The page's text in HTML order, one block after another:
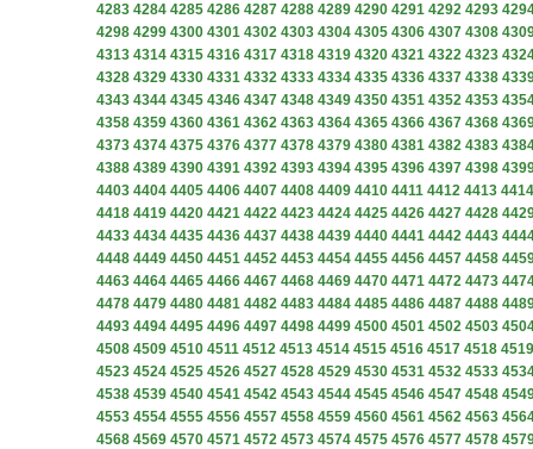
4283 4284 4285 4286 4287 4288 4289 4290 4291 4292 4293
4298 4299 4300 4301 4302 4303 4304 4305 4306 4307 4308
4313 4314 4315 4316 4317 4318 4319 4320 4321 4322 4323
4328 4329 4330 4331 4332 4333 4334 4335 4336 4337 4338
4343 4344 4345 4346 4347 4348 4349 4350 4351 4352 4353
4358 4359 4360 4361 4362 4363 4364 4365 4366 4367 4368
4373 4374 4375 4376 4377 4378 4379 4380 4381 4382 4383
4388 4389 4390 4391 4392 4393 4394 4395 4396 4397 4398
4403 4404 4405 4406 4407 4408 4409 4410 4411 4412 4413 4414
4418 4419 4420 4421 4422 4423 4424 4425 4426 4427 4428
4433 4434 4435 4436 4437 4438 4439 4440 4441 4442 4443
4448 4449 4450 4451 4452 4453 4454 4455 4456 4457 4458
4463 4464 4465 4466 4467 4468 4469 4470 4471 4472 4473
4478 4479 4480 4481 4482 4483 4484 4485 4486 4487 4488
4493 4494 4495 4496 4497 4498 4499 4500 4501 4502 4503
4508 4509 4510 4511 4512 4513 4514 4515 4516 4517 4518 4519
4523 4524 4525 4526 4527 4528 4529 4530 4531 4532 4533
4538 4539 4540 4541 4542 4543 4544 4545 4546 4547 4548
4553 4554 4555 4556 4557 4558 4559 4560 4561 4562 4563
4568 4569 4570 4571 4572 4573 4574 4575 4576 4577 4578